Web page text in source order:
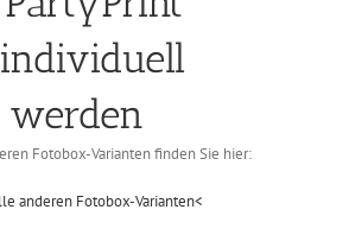
werden
Fotobox-Varianten finden Sie hier:
anderen Fotobox-Varianten<